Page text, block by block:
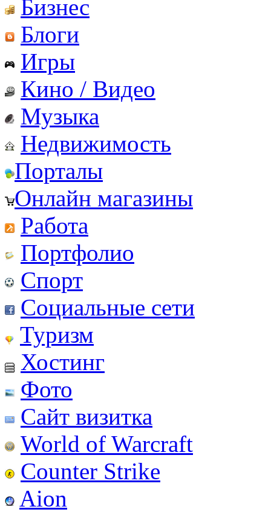
Бизнес
Блоги
Игры
Кино / Видео
Музыка
Недвижимость
Порталы
Онлайн магазины
Работа
Портфолио
Спорт
Социальные сети
Туризм
Хостинг
Фото
Сайт визитка
World of Warcraft
Counter Strike
Aion